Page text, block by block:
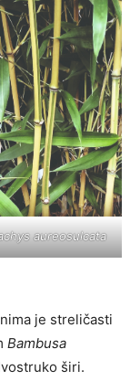
aureosulcata
je streličasti
Bambusa
širi.